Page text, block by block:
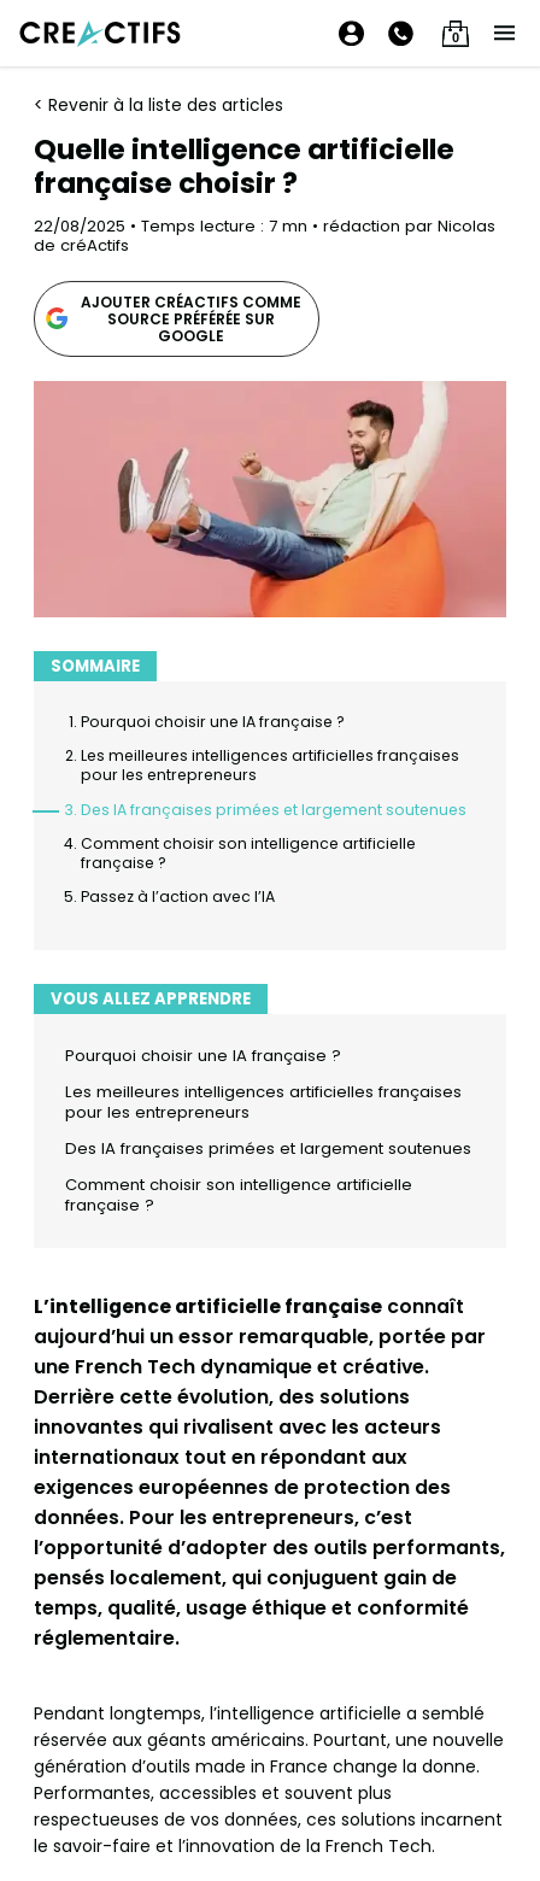
0
< Revenir à la liste des articles
Quelle intelligence artificielle
française choisir ?
22/08/2025 • Temps lecture : 7 mn • rédaction par Nicolas
de créActifs
AJOUTER CRÉACTIFS COMME
SOURCE PRÉFÉRÉE SUR
GOOGLE
SOMMAIRE
Pourquoi choisir une IA française ?
Les meilleures intelligences artificielles françaises
pour les entrepreneurs
Des IA françaises primées et largement soutenues
Comment choisir son intelligence artificielle
française ?
Passez à l’action avec l’IA
VOUS ALLEZ APPRENDRE
Pourquoi choisir une IA française ?
Les meilleures intelligences artificielles françaises
pour les entrepreneurs
Des IA françaises primées et largement soutenues
Comment choisir son intelligence artificielle
française ?
L’intelligence artificielle française connaît
aujourd’hui un essor remarquable, portée par
une French Tech dynamique et créative.
Derrière cette évolution, des solutions
innovantes qui rivalisent avec les acteurs
internationaux tout en répondant aux
exigences européennes de protection des
données. Pour les entrepreneurs, c’est
l’opportunité d’adopter des outils performants,
pensés localement, qui conjuguent gain de
temps, qualité, usage éthique et conformité
réglementaire.
Pendant longtemps, l’intelligence artificielle a semblé
réservée aux géants américains. Pourtant, une nouvelle
génération d’outils made in France change la donne.
Performantes, accessibles et souvent plus
respectueuses de vos données, ces solutions incarnent
le savoir-faire et l’innovation de la French Tech.